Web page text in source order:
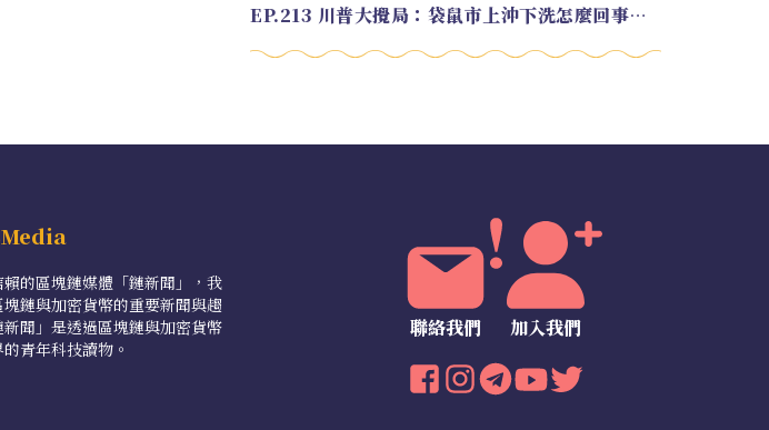
EP.213 川普大攪局：袋鼠市上沖下洗怎麼回事？feat. Alvin
的區塊鏈媒體「鏈新聞」，我
鏈與加密貨幣的重要新聞與趨
聞」是透過區塊鏈與加密貨幣
青年科技讀物。
聯絡我們 加入我們